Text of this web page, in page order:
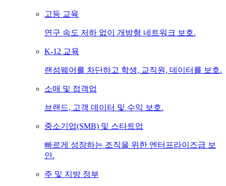
고등 교육
연구 속도 저하 없이 개방형 네트워크 보호.
K-12 교육
랜섬웨어를 차단하고 학생, 교직원, 데이터를 보호.
소매 및 접객업
브랜드, 고객 데이터 및 수익 보호.
중소기업(SMB) 및 스타트업
빠르게 성장하는 조직을 위한 엔터프라이즈급 보
안.
주 및 지방 정부